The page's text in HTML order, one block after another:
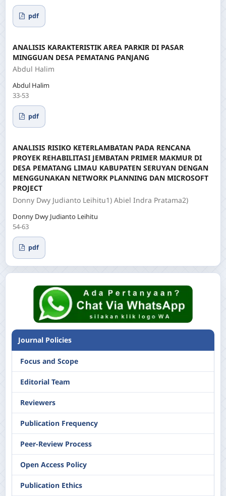
pdf
ANALISIS KARAKTERISTIK AREA PARKIR DI PASAR
MINGGUAN DESA PEMATANG PANJANG
Abdul Halim
Abdul Halim
33-53
pdf
ANALISIS RISIKO KETERLAMBATAN PADA RENCANA
PROYEK REHABILITASI JEMBATAN PRIMER MAKMUR DI
DESA PEMATANG LIMAU KABUPATEN SERUYAN DENGAN
MENGGUNAKAN NETWORK PLANNING DAN MICROSOFT
PROJECT
Donny Dwy Judianto Leihitu1) Abiel Indra Pratama2)
Donny Dwy Judianto Leihitu
54-63
pdf
Journal Policies
Focus and Scope
Editorial Team
Reviewers
Publication Frequency
Peer-Review Process
Open Access Policy
Publication Ethics